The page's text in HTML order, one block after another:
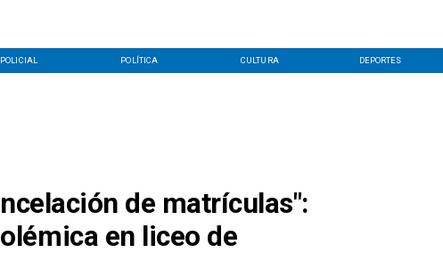
POLICIAL POLÍTICA CULTURA DEPORTES
de matrículas":
en liceo de